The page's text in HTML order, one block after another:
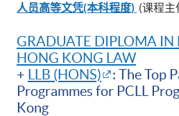
人员高等文凭(本科程度) (课程主
GRADUATE DIPLOMA IN
HONG KONG LAW
+ LLB (HONS)
: The Top
Programmes for PCLL
Kong